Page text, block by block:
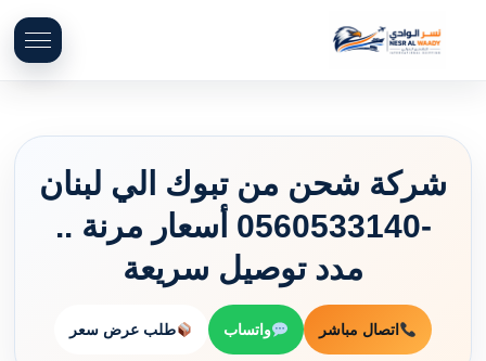
شركة شحن من تبوك الي لبنان
-0560533140 أسعار مرنة ..
مدد توصيل سريعة
اتصال مباشر واتساب طلب عرض سعر